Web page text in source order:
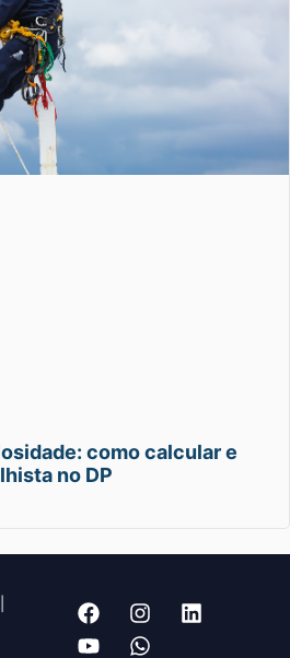
como calcular e
no DP